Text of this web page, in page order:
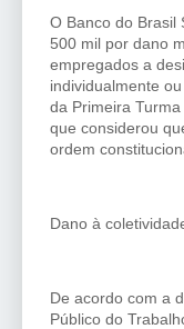
O Banco do Brasil
500 mil por dano
empregados a
individualmente
da Primeira
que considerou
ordem
Dano à
De acordo com a
Público do